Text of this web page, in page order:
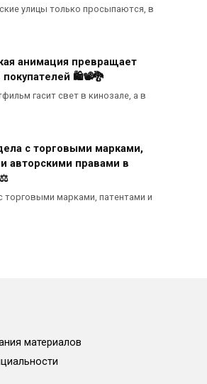
улицы только просыпаются, в
анимация превращает
покупателей 🛍️📽️🐉
гасит свет в кинозале, а в
с торговыми марками,
авторскими правами в
торговыми марками, патентами и
материалов